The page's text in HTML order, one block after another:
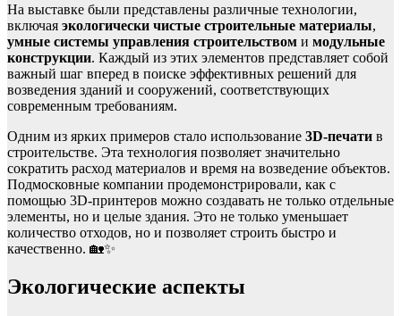
На выставке были представлены различные технологии,
включая экологически чистые строительные материалы,
умные системы управления строительством и модульные
конструкции. Каждый из этих элементов представляет собой
важный шаг вперед в поиске эффективных решений для
возведения зданий и сооружений, соответствующих
современным требованиям.
Одним из ярких примеров стало использование 3D-печати в
строительстве. Эта технология позволяет значительно
сократить расход материалов и время на возведение объектов.
Подмосковные компании продемонстрировали, как с
помощью 3D-принтеров можно создавать не только отдельные
элементы, но и целые здания. Это не только уменьшает
количество отходов, но и позволяет строить быстро и
качественно. 🏡✨
Экологические аспекты